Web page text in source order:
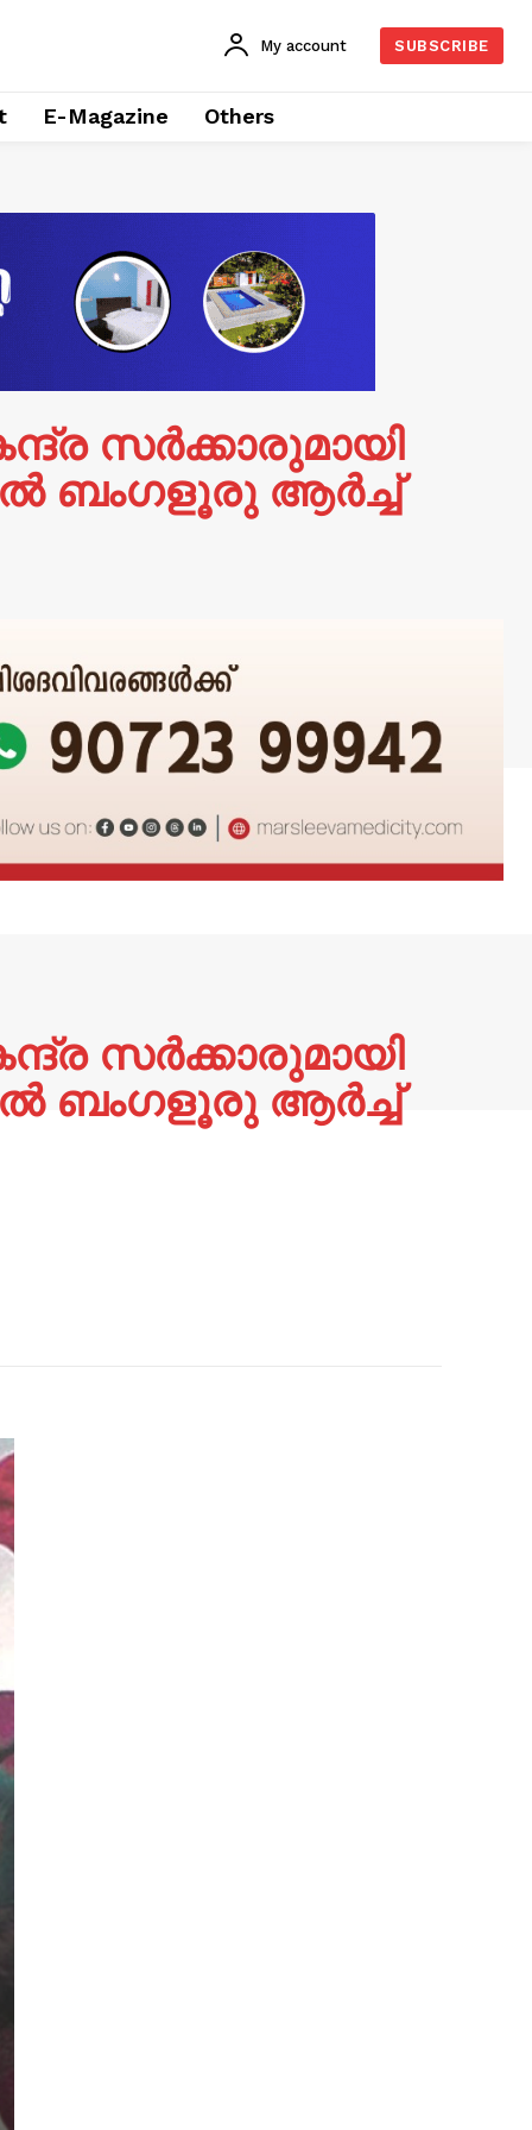
My account SUBSCRIBE
E-Magazine Others
സർക്കാരുമായി
ബംഗളൂരു ആർച്ച്
സർക്കാരുമായി
ബംഗളൂരു ആർച്ച്